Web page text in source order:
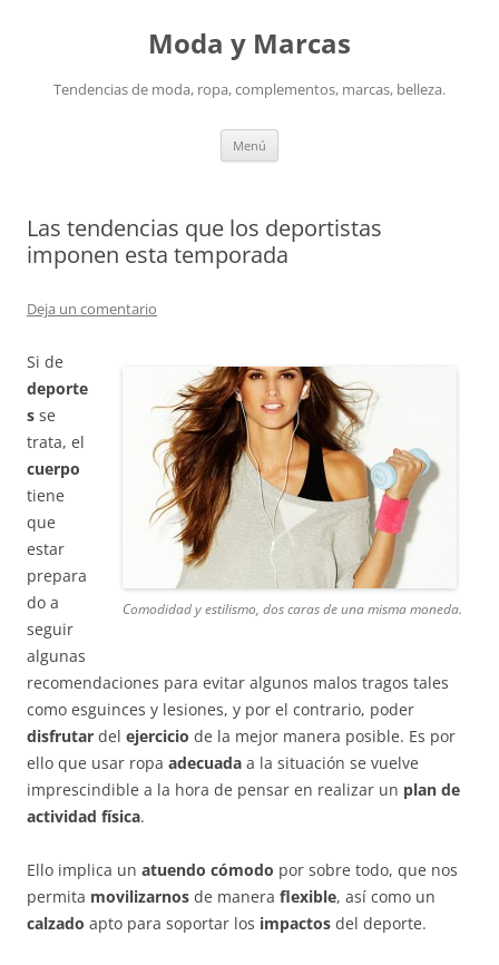
Moda y Marcas
Tendencias de moda, ropa, complementos, marcas, belleza.
Menú
Las tendencias que los deportistas
imponen esta temporada
Deja un comentario
Comodidad y estilismo, dos caras de una misma moneda.
Si de
deporte
s se
trata, el
cuerpo
tiene
que
estar
prepara
do a
seguir
algunas
recomendaciones para evitar algunos malos tragos tales
como esguinces y lesiones, y por el contrario, poder
disfrutar del ejercicio de la mejor manera posible. Es por
ello que usar ropa adecuada a la situación se vuelve
imprescindible a la hora de pensar en realizar un plan de
actividad física.
Ello implica un atuendo cómodo por sobre todo, que nos
permita movilizarnos de manera flexible, así como un
calzado apto para soportar los impactos del deporte.